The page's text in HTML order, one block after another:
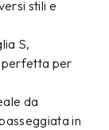
stili e
S,
perfetta per
da
in